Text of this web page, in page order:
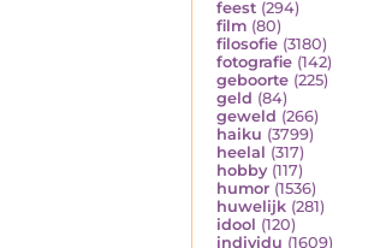
feest (294)
film (80)
filosofie (3180)
fotografie (142)
geboorte (225)
geld (84)
geweld (266)
haiku (3799)
heelal (317)
hobby (117)
humor (1536)
huwelijk (281)
idool (120)
individu (1609)